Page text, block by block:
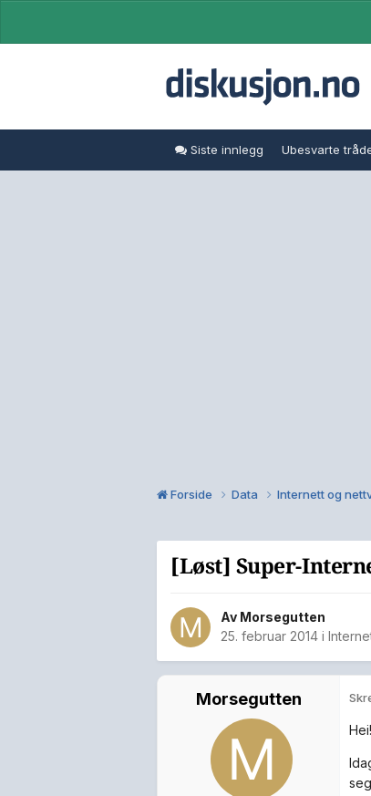
Siste innlegg Ubesvarte
Forside Data Internett og
[Løst] Super-
Av Morsegutten
25. februar 2014 i
Morsegutten
Hei!